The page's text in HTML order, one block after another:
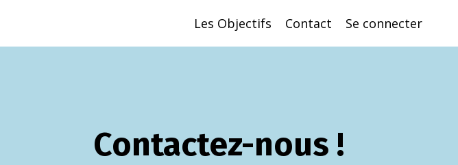
Les Objectifs Contact Se connecter
Contactez-nous !